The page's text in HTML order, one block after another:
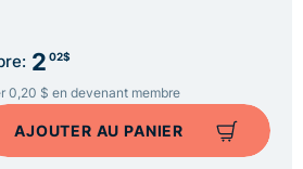
2 02$
0,20 $ en devenant membre
AJOUTER AU PANIER